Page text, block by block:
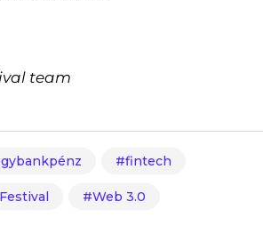
team
fintech
Web 3.0